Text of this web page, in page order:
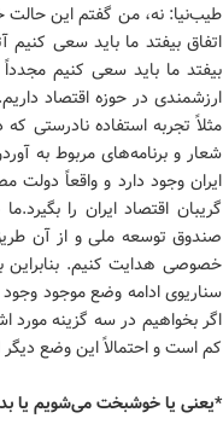
طیب‌نیا: نه، من گفتم این حالت
اتفاق بیفتد ما باید سعی کنیم
بیفتد ما باید سعی کنیم
ارزشمندی در حوزه اقتصاد
مثلاً تجربه استفاده نادرستی
شعار و برنامه‌های مربوط به
ایران وجود دارد و واقعاً دولت
گریبان اقتصاد ایران را
صندوق توسعه ملی و از آن
خصوصی هدایت کنیم. بنابراین
سناریوی ادامه وضع موجود
اگر بخواهیم در سه گزینه مورد
کم است و احتمالاً این وضع دیگر
*یعنی یا خوشبخت می‌شویم یا